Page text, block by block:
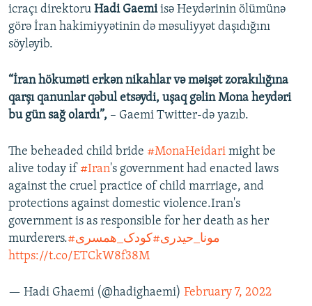
icraçı direktoru Hadi Gaemiisə Heydərinin ölümünə
görə İran hakimiyyətinin də məsuliyyət daşıdığını
söyləyib.
“İran hökuməti erkən nikahlar və məişət zorakılığına
qarşı qanunlar qəbul etsəydi, uşaq gəlin Mona heydəri
bu gün sağ olardı”, – Gaemi Twitter-də yazıb.
The beheaded child bride #MonaHeidari might be
alive today if #Iran's government had enacted laws
against the cruel practice of child marriage, and
protections against domestic violence.Iran's
government is as responsible for her death as her
murderers.
#مونا_حیدری#کودک_همسری
https://t.co/ETCkW8f38M
— Hadi Ghaemi (@hadighaemi) February 7, 2022